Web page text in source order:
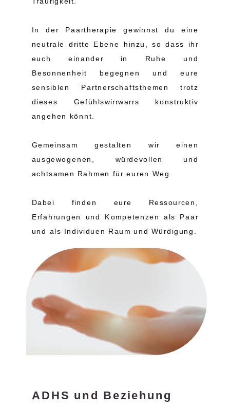
In der Paartherapie gewinnst du eine
neutrale dritte Ebene hinzu, so dass ihr
euch einander in Ruhe und
Besonnenheit begegnen und eure
sensiblen Partnerschaftsthemen trotz
dieses Gefühlswirrwarrs konstruktiv
angehen könnt.
Gemeinsam gestalten wir einen
ausgewogenen, würdevollen und
achtsamen Rahmen für euren Weg.
Dabei finden eure Ressourcen,
Erfahrungen und Kompetenzen als Paar
und als Individuen Raum und Würdigung.
ADHS und Beziehung